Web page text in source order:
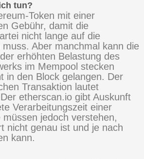
tun?
Token mit einer
Gebühr, damit die
nicht lange auf die
Aber manchmal kann die
erhöhten Belastung des
im Mempool stecken
in den Block gelangen. Der
Transaktion lautet
etherscan.io gibt Auskunft
Verarbeitungszeit einer
jedoch verstehen,
nicht genau ist und je nach
kann.